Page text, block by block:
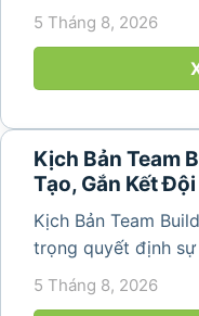
nhân viên và xây
núi rừng hùng vĩ,
5 Tháng 8, 2026
Kịch Bản Team
Tạo, Gắn Kết
Kịch Bản Team
trọng quyết định
trình du lịch doanh
dựng bài bản
5 Tháng 8, 2026